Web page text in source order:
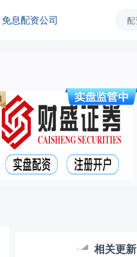
免息配资公司
相关更新